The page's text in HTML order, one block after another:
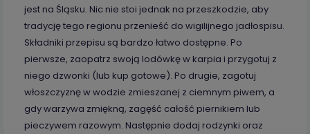
jest na Śląsku. Nic nie stoi jednak na przeszkodzie, aby
tradycję tego regionu przenieść do wigilijnego jadłospisu.
Składniki przepisu są bardzo łatwo dostępne. Po
pierwsze, zaopatrz swoją lodówkę w karpia i przygotuj z
niego dzwonki (lub kup gotowe). Po drugie, zagotuj
włoszczyznę w wodzie zmieszanej z ciemnym piwem, a
gdy warzywa zmiękną, zagęść całość piernikiem lub
pieczywem razowym. Następnie dodaj rodzynki oraz